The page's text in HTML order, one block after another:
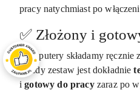
pracy natychmiast po
✅ Złożony i
Komputery składamy ręcznie
Każdy zestaw jest dokładnie
igotowy do pracyzaraz po